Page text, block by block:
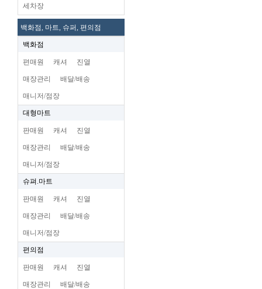
세차장
백화점, 마트, 슈퍼, 편의점
백화점
편매원 캐셔 진열
매장관리 배달/배송
매니저/점장
대형마트
판매원 캐셔 진열
매장관리 배달/배송
매니저/점장
슈펴.마트
판매원 캐셔 진열
매장관리 배달/배송
매니저/점장
편의점
판매원 캐셔 진열
매장관리 배달/배송